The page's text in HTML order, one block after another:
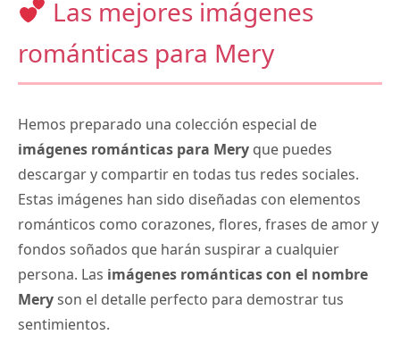
Las mejores imágenes
románticas para Mery
Hemos preparado una colección especial de
imágenes románticas para Mery que puedes
descargar y compartir en todas tus redes sociales.
Estas imágenes han sido diseñadas con elementos
románticos como corazones, flores, frases de amor y
fondos soñados que harán suspirar a cualquier
persona. Las imágenes románticas con el nombre
Meryson el detalle perfecto para demostrar tus
sentimientos.